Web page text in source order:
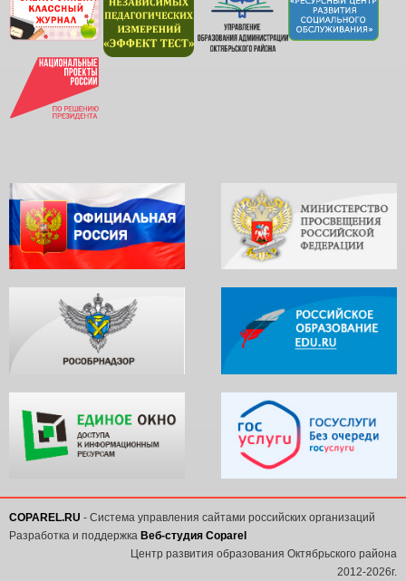
COPAREL.RU - Система управления сайтами российских организаций
Разработка и поддержка Веб-студия Coparel
Центр развития образования Октябрьского района
2012-2026г.